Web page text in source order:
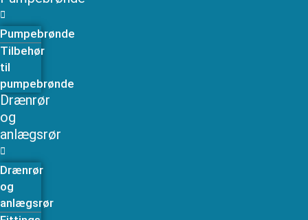
Pumpebrønde
Tilbehør
til
pumpebrønde
Drænrør
og
anlægsrør
Drænrør
og
anlægsrør